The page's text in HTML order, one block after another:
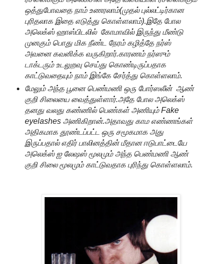
ஒத்துபோவதை நாம் உணரலாம்(முதல் புல்லட்டிர்கான
புரிதலாக இதை எடுத்து கொள்ளலாம்).இதே போல
அலெக்ஸ் ஹாஸ்பிடலில் கோமாவில் இருந்து மீண்டு
முனகும் பொது மிக நீண்ட நேரம் கழித்தே நர்ஸ்
அவனை கவனிக்க வருகிறார்.காரணம் நர்ஸும்
டாக்டரும் உடலுறவு செய்து கொண்டிருப்பதாக
காட்டுவதையும் நாம் இங்கே சேர்த்து கொள்ளலாம்.
மேலும் அந்த பூனை பெண்மணி ஒரு போர்ஸலீன் ஆண்
குறி சிலையை வைத்துள்ளார்.அதே போல அலெக்ஸ்
தனது வலது கண்ணில் பெண்கள் அணியும் Fake
eyelashes அணிகிறான்.அதாவது காம எண்ணங்கள்
அதிகமாக தூண்டப்பட்ட ஒரு சமூகமாக அது
இருப்பதால் எதிர் பாலினத்தின் மீதான ஈடுபாட்டையே
அலெக்ஸ் ஐ லேஷஸ் மூலமும் அந்த பெண்மணி ஆண்
குறி சிலை மூலமும் காட்டுவதாக புரிந்து கொள்ளலாம்.